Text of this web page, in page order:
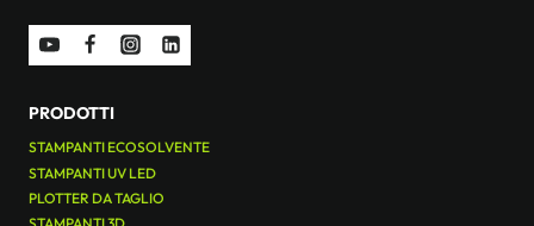
PRODOTTI
STAMPANTI ECOSOLVENTE
STAMPANTI UV LED
PLOTTER DA TAGLIO